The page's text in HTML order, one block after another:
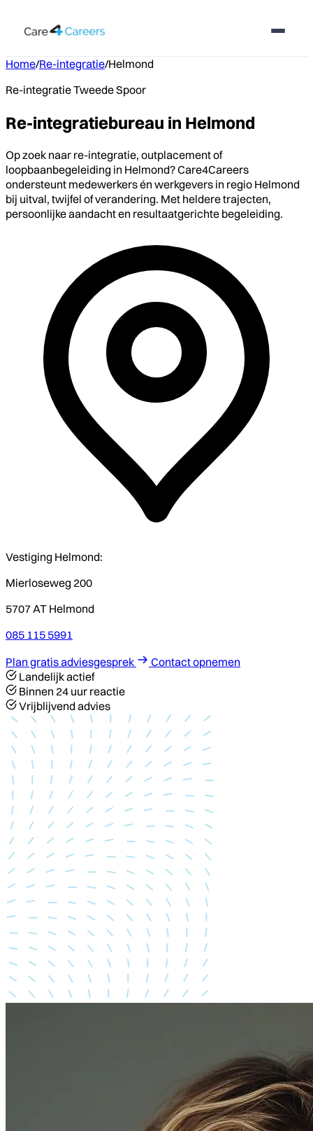
Home/Re-integratie/Helmond
Re-integratie Tweede Spoor
Re-integratiebureau in Helmond
Op zoek naar re-integratie, outplacement of
loopbaanbegeleiding in Helmond? Care4Careers
ondersteunt medewerkers én werkgevers in regio Helmond
bij uitval, twijfel of verandering. Met heldere trajecten,
persoonlijke aandacht en resultaatgerichte begeleiding.
Vestiging Helmond:
Mierloseweg 200
5707 AT Helmond
085 115 5991
Plan gratis adviesgesprek
Contact opnemen
Landelijk actief
Binnen 24 uur reactie
Vrijblijvend advies